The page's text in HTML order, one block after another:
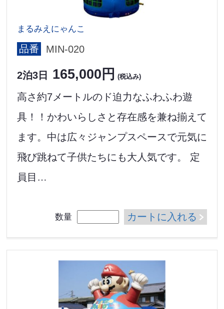
まるみえにゃんこ
品番 MIN-020
2泊3日 165,000円 (税込み)
高さ約7メートルのド迫力なふわふわ遊
具！！かわいらしさと存在感を兼ね揃えて
ます。中は広々ジャンプスペースで元気に
飛び跳ねて子供たちにも大人気です。 定
員目…
数量 カートに入れる